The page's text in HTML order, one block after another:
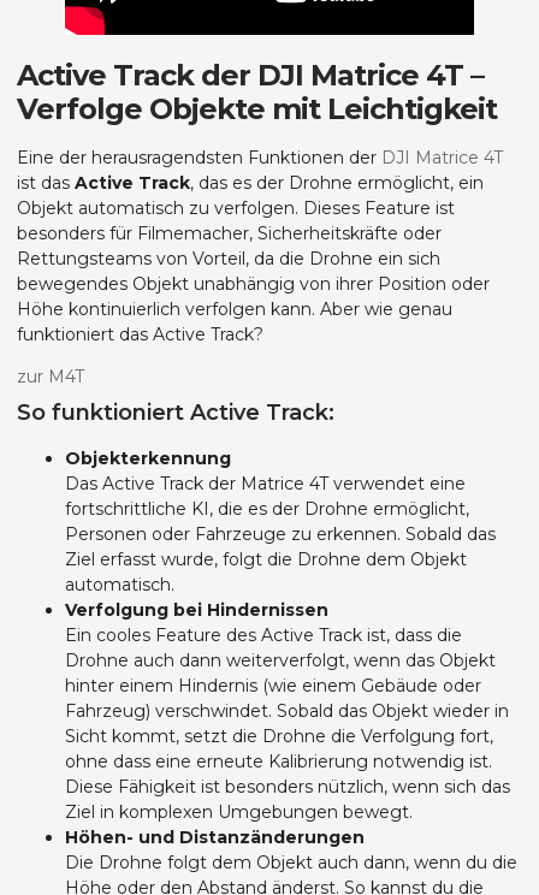
Active Track der DJI Matrice 4T –
Verfolge Objekte mit Leichtigkeit
Eine der herausragendsten Funktionen der DJI Matrice 4T
ist das Active Track, das es der Drohne ermöglicht, ein
Objekt automatisch zu verfolgen. Dieses Feature ist
besonders für Filmemacher, Sicherheitskräfte oder
Rettungsteams von Vorteil, da die Drohne ein sich
bewegendes Objekt unabhängig von ihrer Position oder
Höhe kontinuierlich verfolgen kann. Aber wie genau
funktioniert das Active Track?
zur M4T
So funktioniert Active Track:
Objekterkennung
Das Active Track der Matrice 4T verwendet eine
fortschrittliche KI, die es der Drohne ermöglicht,
Personen oder Fahrzeuge zu erkennen. Sobald das
Ziel erfasst wurde, folgt die Drohne dem Objekt
automatisch.
Verfolgung bei Hindernissen
Ein cooles Feature des Active Track ist, dass die
Drohne auch dann weiterverfolgt, wenn das Objekt
hinter einem Hindernis (wie einem Gebäude oder
Fahrzeug) verschwindet. Sobald das Objekt wieder in
Sicht kommt, setzt die Drohne die Verfolgung fort,
ohne dass eine erneute Kalibrierung notwendig ist.
Diese Fähigkeit ist besonders nützlich, wenn sich das
Ziel in komplexen Umgebungen bewegt.
Höhen- und Distanzänderungen
Die Drohne folgt dem Objekt auch dann, wenn du die
Höhe oder den Abstand änderst. So kannst du die